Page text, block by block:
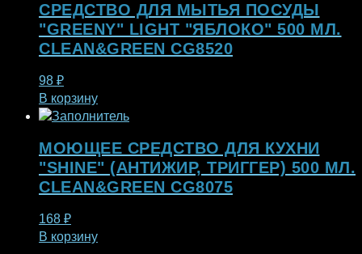
СРЕДСТВО ДЛЯ МЫТЬЯ ПОСУДЫ
"GREENY" LIGHT "ЯБЛОКО" 500 МЛ.
CLEAN&GREEN CG8520
98 ₽
В корзину
МОЮЩЕЕ СРЕДСТВО ДЛЯ КУХНИ
"SHINE" (АНТИЖИР, ТРИГГЕР) 500 МЛ.
CLEAN&GREEN CG8075
168 ₽
В корзину